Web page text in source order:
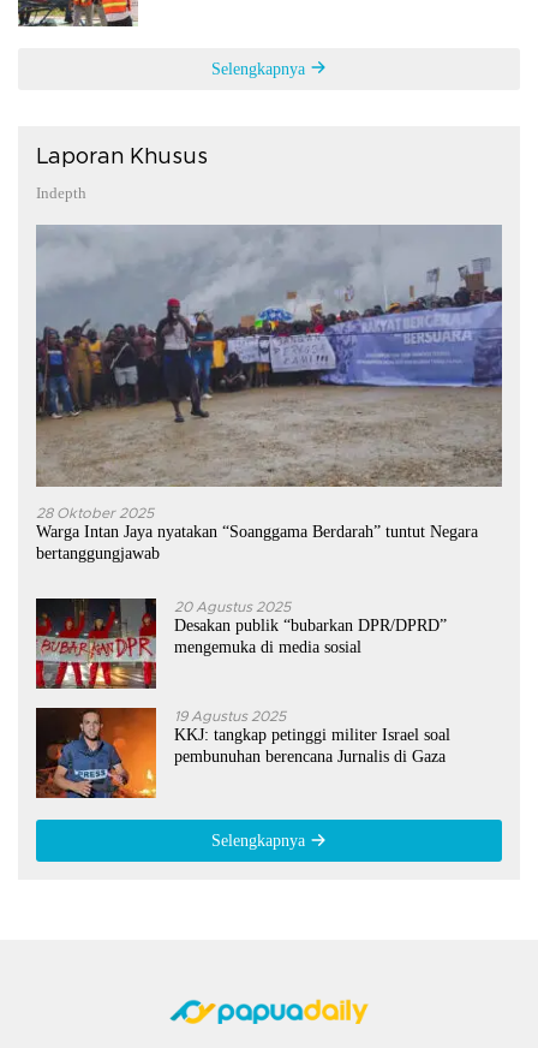
Selengkapnya
Laporan Khusus
Indepth
28 Oktober 2025
Warga Intan Jaya nyatakan “Soanggama Berdarah” tuntut Negara
bertanggungjawab
20 Agustus 2025
Desakan publik “bubarkan DPR/DPRD”
mengemuka di media sosial
19 Agustus 2025
KKJ: tangkap petinggi militer Israel soal
pembunuhan berencana Jurnalis di Gaza
Selengkapnya